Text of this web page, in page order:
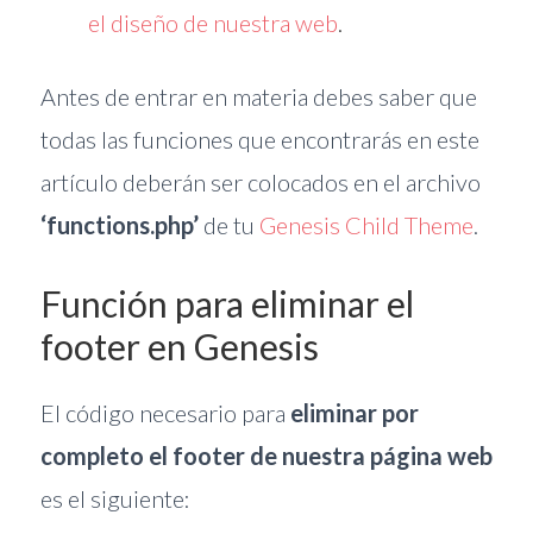
el diseño de nuestra web.
Antes de entrar en materia debes saber que
todas las funciones que encontrarás en este
artículo deberán ser colocados en el archivo
‘functions.php’de tu Genesis Child Theme.
Función para eliminar el
footer en Genesis
El código necesario para eliminar por
completo el footer de nuestra página web
es el siguiente: